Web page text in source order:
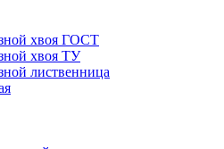
хвоя ГОСТ
хвоя ТУ
лиственница